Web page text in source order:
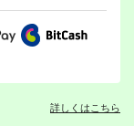
詳しくはこちら